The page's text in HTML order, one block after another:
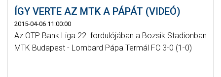
ÍGY VERTE AZ MTK A PÁPÁT (VIDEÓ)
2015-04-06 11:00:00
Az OTP Bank Liga 22. fordulójában a Bozsik Stadionban
MTK Budapest - Lombard Pápa Termál FC 3-0 (1-0)